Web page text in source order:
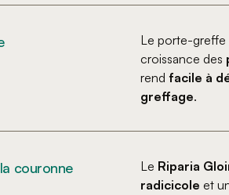
Le porte-greffe
croissance des
rend facile à
greffage.
couronne
Le Riparia
radicicole et